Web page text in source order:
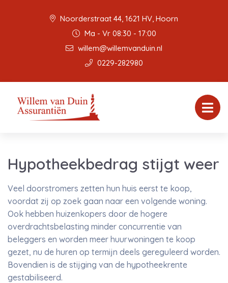
Noorderstraat 44, 1621 HV, Hoorn
Ma - Vr 08:30 - 17:00
willem@willemvanduin.nl
0229-282980
Hypotheekbedrag stijgt weer
Veel doorstromers zetten hun huis eerst te koop,
voordat zij op zoek gaan naar een volgende woning.
Ook hebben huizenkopers door de hogere
overdrachtsbelasting minder concurrentie van
beleggers en worden meer huurwoningen te koop
gezet, nu de huren op termijn deels gereguleerd worden.
Bovendien is de stijging van de hypotheekrente
gestabiliseerd.